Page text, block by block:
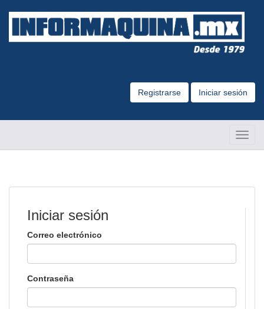
Registrarse Iniciar sesión
Iniciar sesión
Correo electrónico
Contraseña